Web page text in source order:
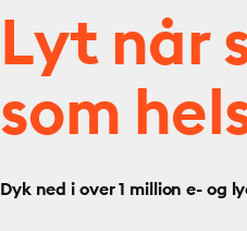
Lyt når
som
Dyk ned i over 1 million e- og